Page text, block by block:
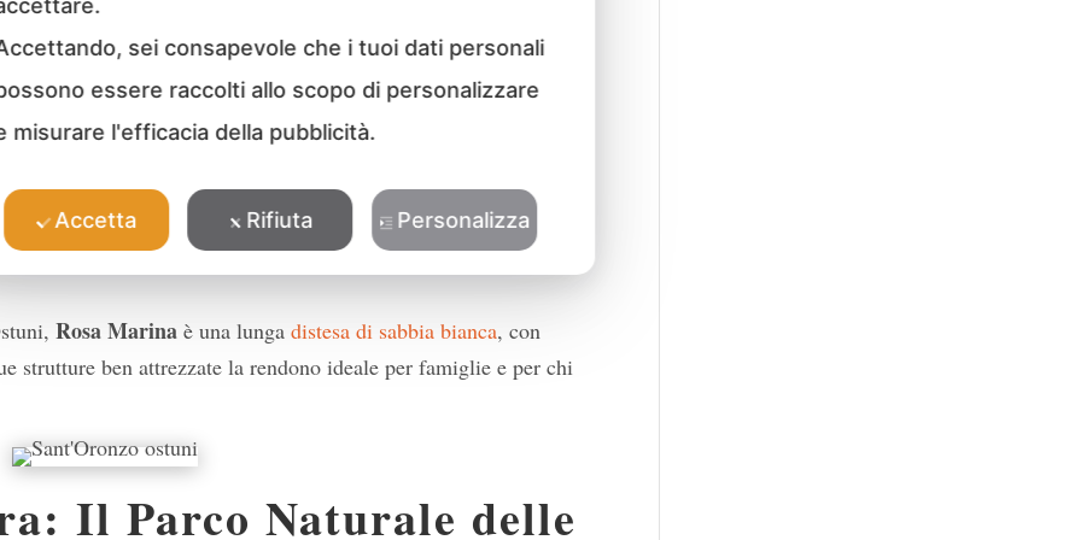
ottimo punto di partenza per chi vuole godersi il
delle spiagge più belle della costa adriatica.
è perfetta per chi cerca tranquillità lontano dal turismo di
Rosa Marina è una lungadistesa di sabbia bianca, con
strutture ben attrezzate la rendono ideale per famiglie e per chi
Il Parco Naturale delle
sei consapevole che i tuoi dati personali
essere raccolti allo scopo di personalizzare
misurare l'efficacia della pubblicità.
Accetta Rifiuta Personalizza